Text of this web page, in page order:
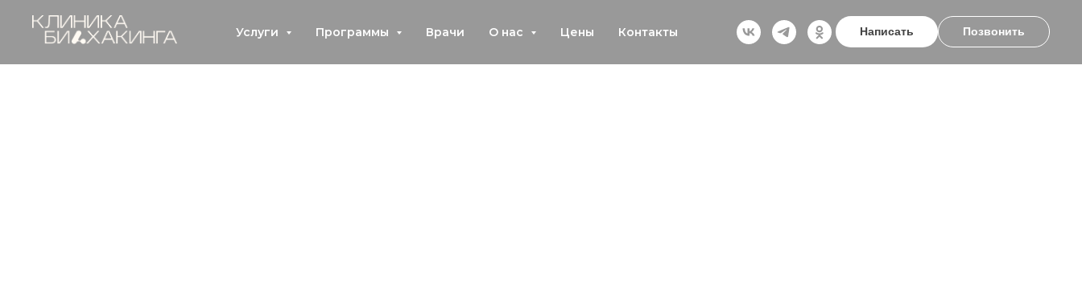
Услуги Программы Врачи О нас Цены Контакты Написать Позвонить